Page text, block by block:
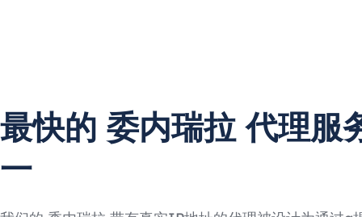
最快的 委内瑞拉 代理服
一